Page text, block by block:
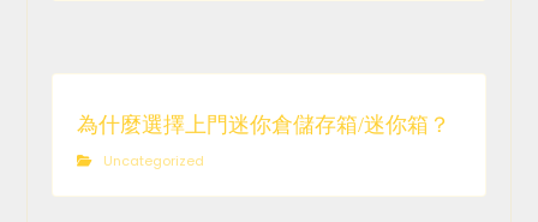
為什麼選擇上門迷你倉儲存箱/迷你箱？
Uncategorized